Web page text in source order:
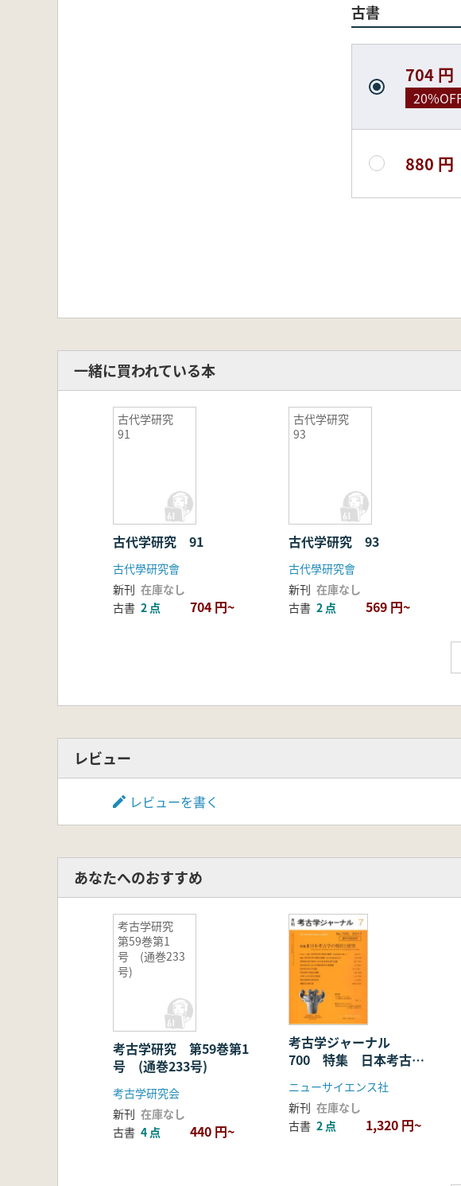
古書
704 円
880 円
一緒に買われている本
古代学研究
91
古代学研究 91
古代學研究會
新刊 在庫なし
古書 2 点 704 円~
古代学研究
93
古代学研究 93
古代學研究會
新刊 在庫なし
古書 2 点 569 円~
レビュー
レビューを書く
あなたへのおすすめ
考古学研究
第59巻第1
号 (通巻233
号)
考古学研究 第59巻第1
号 (通巻233号)
考古学研究会
新刊 在庫なし
古書 4 点 440 円~
考古学ジャーナル
700 特集 日本考古学
ニューサイエンス社
新刊 在庫なし
古書 2 点 1,320 円~